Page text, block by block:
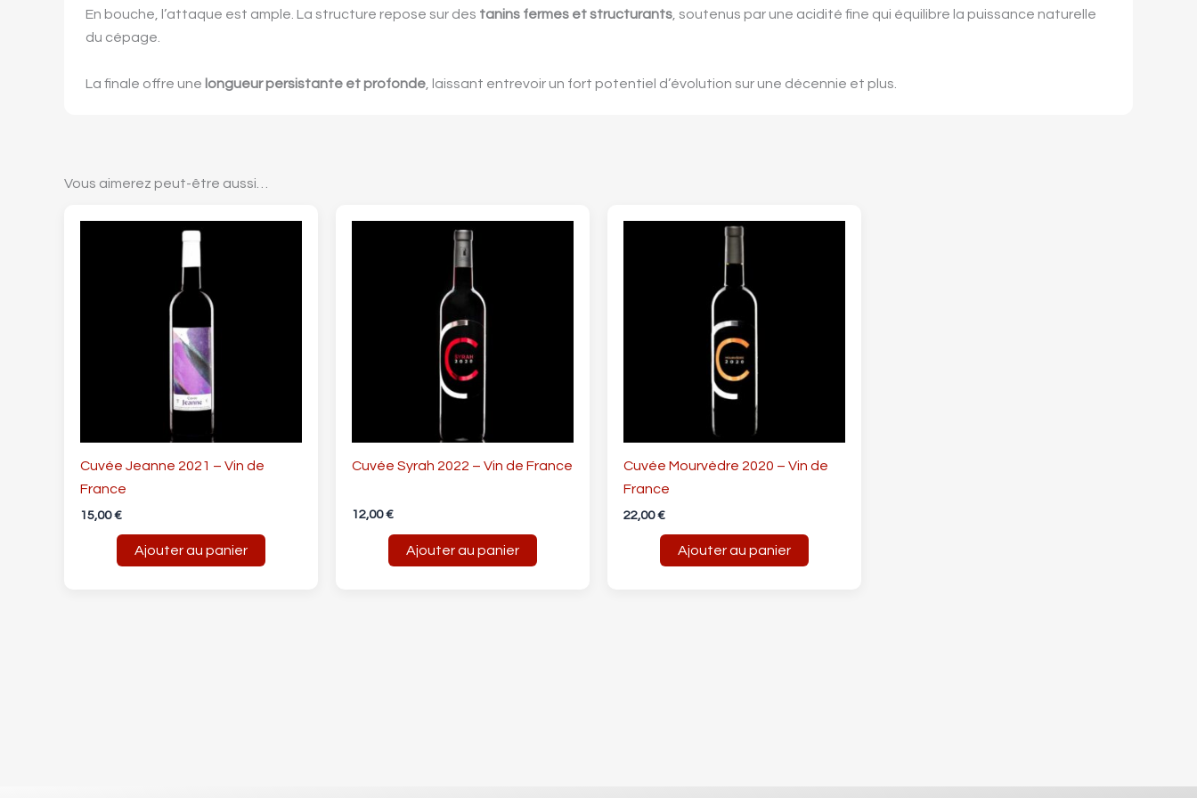
En bouche, l’attaque est ample. La structure repose sur des tanins fermes et structurants , soutenus par une acidité fine qui équilibre la puissance naturelle
du cépage.
La finale offre une longueur persistante et profonde , laissant entrevoir un fort potentiel d’évolution sur une décennie et plus.
Vous aimerez peut-être aussi…
Cuvée Jeanne 2021 – Vin de
France
15,00€
Ajouter au panier
Cuvée Syrah 2022 – Vin de France
12,00€
Ajouter au panier
Cuvée Mourvèdre 2020 – Vin de
France
22,00€
Ajouter au panier